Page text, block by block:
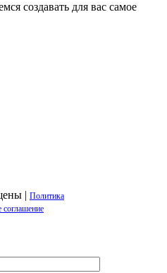
создавать для вас самое
| Политика
соглашение